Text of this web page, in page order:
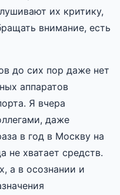
их критику,
внимание, есть
до сих пор даже нет
аппаратов
Я вчера
даже
в год в Москву на
не хватает средств.
а в осознании и